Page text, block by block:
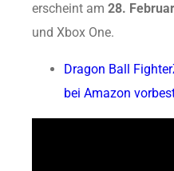
erscheint am 28.
und Xbox One.
Dragon Ball
bei Amazon